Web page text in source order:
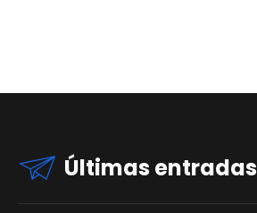
Últimas entradas